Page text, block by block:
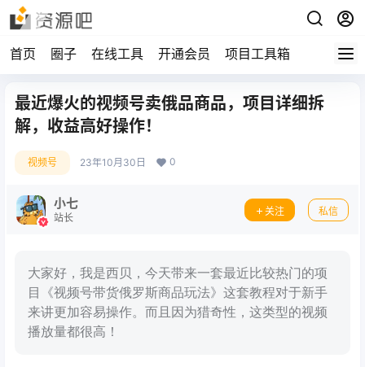
首页 圈子 在线工具 开通会员 项目工具箱
最近爆火的视频号卖俄品商品，项目详细拆
解，收益高好操作！
视频号 23年10月30日 0
小七
站长
关注 私信
大家好，我是西贝，今天带来一套最近比较热门的项
目《视频号带货俄罗斯商品玩法》这套教程对于新手
来讲更加容易操作。​而且因为猎奇性，这类型的视频
播放量都很高！